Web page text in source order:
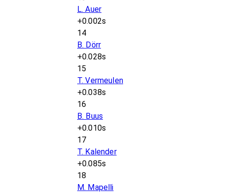
L. Auer
+0.002s
14
B. Dörr
+0.028s
15
T. Vermeulen
+0.038s
16
B. Buus
+0.010s
17
T. Kalender
+0.085s
18
M. Mapelli